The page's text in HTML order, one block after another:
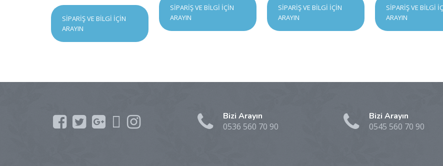
SIPARIŞ VE BILGI İÇIN
ARAYIN
SIPARIŞ VE BILGI İÇIN
ARAYIN
SIPARIŞ VE BILGI İÇIN
ARAYIN
SIPARIŞ VE BILGI
ARAYIN
Bizi Arayın
0536 560 70 90
Bizi Arayın
0545 560 70 90